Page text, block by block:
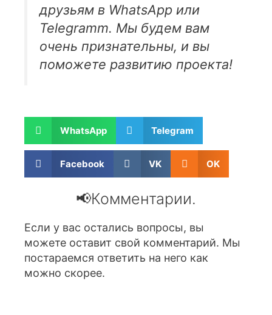
друзьям в WhatsApp или
Telegramm. Мы будем вам
очень признательны, и вы
поможете развитию проекта!
WhatsApp Telegram
Facebook VK OK
📢Комментарии.
Если у вас остались вопросы, вы
можете оставит свой комментарий. Мы
постараемся ответить на него как
можно скорее.